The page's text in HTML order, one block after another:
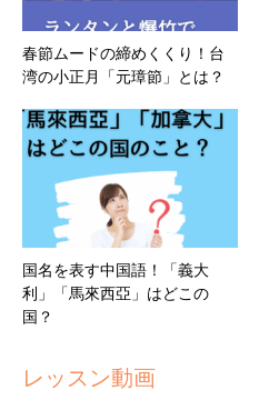
春節ムードの締めくくり！台
湾の小正月「元璋節」とは？
国名を表す中国語！「義大
利」「馬來西亞」はどこの
国？
レッスン動画